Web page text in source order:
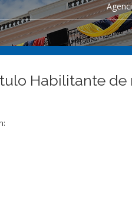
Habilitante